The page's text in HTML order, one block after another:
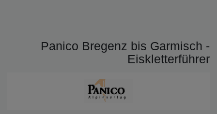
Panico Bregenz bis Garmisch -
Eiskletterführer